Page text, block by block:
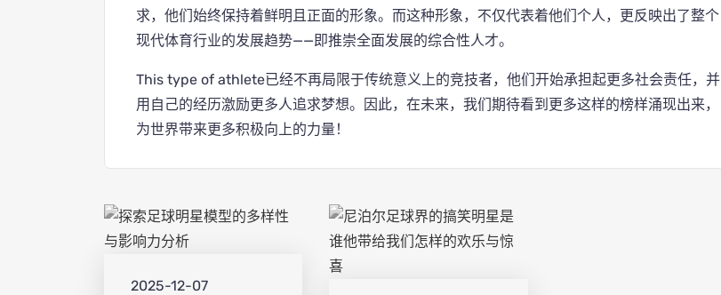
求，他们始终保持着鲜明且正面的形象。而这种形象，不仅代表着他们个人，更反映出了整个
现代体育行业的发展趋势——即推崇全面发展的综合性人才。
This type of athlete已经不再局限于传统意义上的竞技者，他们开始承担起更多社会责任，并
用自己的经历激励更多人追求梦想。因此，在未来，我们期待看到更多这样的榜样涌现出来，
为世界带来更多积极向上的力量！
2025-12-07